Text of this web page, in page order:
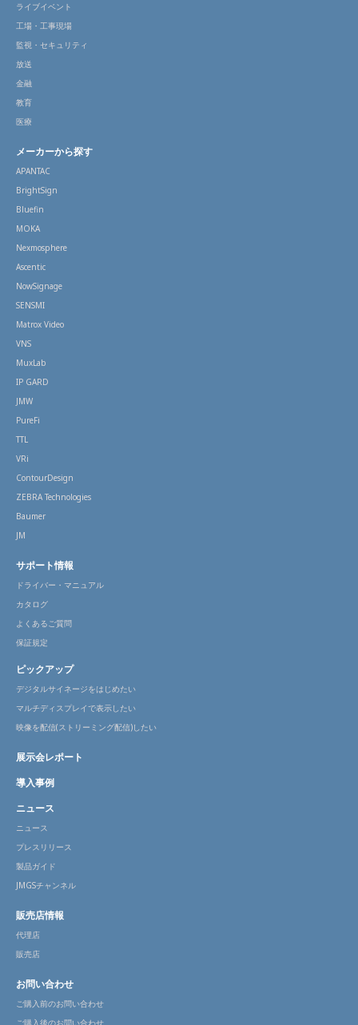
ライブイベント
工場・工事現場
監視・セキュリティ
放送
金融
教育
医療
メーカーから探す
APANTAC
BrightSign
Bluefin
MOKA
Nexmosphere
Ascentic
NowSignage
SENSMI
Matrox Video
VNS
MuxLab
IP GARD
JMW
PureFi
TTL
VRi
ContourDesign
ZEBRA Technologies
Baumer
JM
サポート情報
ドライバー・マニュアル
カタログ
よくあるご質問
保証規定
ピックアップ
デジタルサイネージをはじめたい
マルチディスプレイで表示したい
映像を配信(ストリーミング配信)したい
展示会レポート
導入事例
ニュース
ニュース
プレスリリース
製品ガイド
JMGSチャンネル
販売店情報
代理店
販売店
お問い合わせ
ご購入前のお問い合わせ